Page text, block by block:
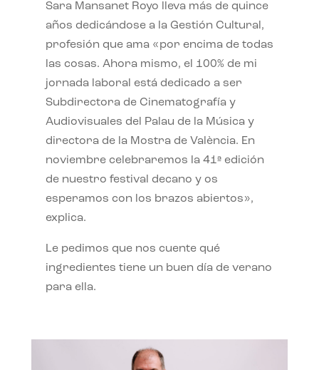
Sara Mansanet Royo lleva más de quince
años dedicándose a la Gestión Cultural,
profesión que ama «por encima de todas
las cosas. Ahora mismo, el 100% de mi
jornada laboral está dedicado a ser
Subdirectora de Cinematografía y
Audiovisuales del Palau de la Música y
directora de la Mostra de València. En
noviembre celebraremos la 41ª edición
de nuestro festival decano y os
esperamos con los brazos abiertos»,
explica.
Le pedimos que nos cuente qué
ingredientes tiene un buen día de verano
para ella.